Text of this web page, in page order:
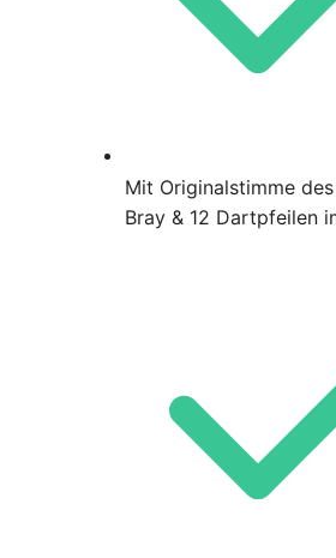
Mit Originalstimme
Bray & 12 Dartpfeilen